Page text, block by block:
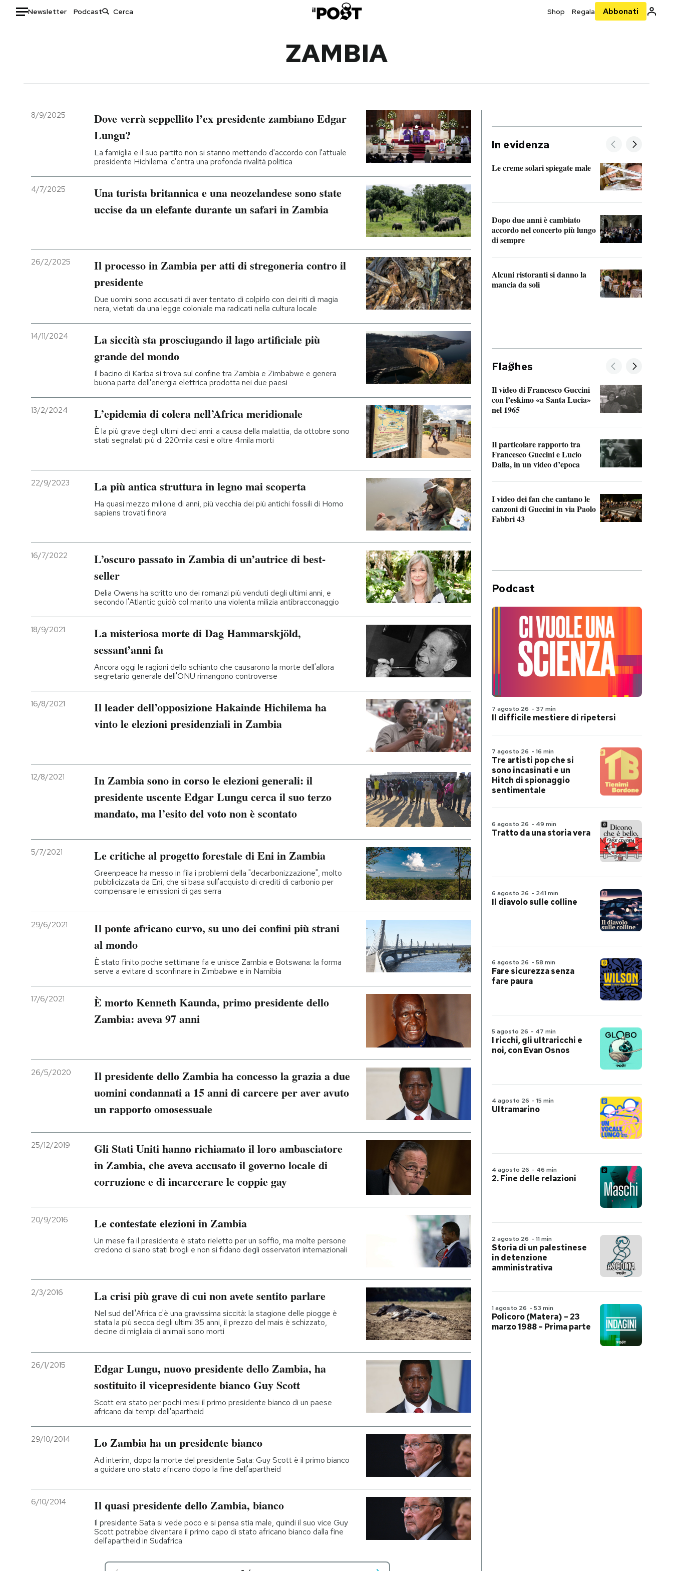
Newsletter Podcast Shop Regala Abbonati
Italia
Politica
Economia
Moda
Storie/Idee
Ok Boomer!
Media
Mondiali calcio 2026
I MIEI PREFERITI
AREA PERSONALE
ZAMBIA
8/9/2025
Dove verrà seppellito l’ex presidente zambiano Edgar
Lungu?
La famiglia e il suo partito non si stanno mettendo d'accordo con l'attuale
presidente Hichilema: c'entra una profonda rivalità politica
4/7/2025
Una turista britannica e una neozelandese sono state
uccise da un elefante durante un safari in Zambia
26/2/2025
Il processo in Zambia per atti di stregoneria contro il
presidente
Due uomini sono accusati di aver tentato di colpirlo con dei riti di magia
nera, vietati da una legge coloniale ma radicati nella cultura locale
14/11/2024
La siccità sta prosciugando il lago artificiale più
grande del mondo
Il bacino di Kariba si trova sul confine tra Zambia e Zimbabwe e genera
buona parte dell'energia elettrica prodotta nei due paesi
13/2/2024 L’epidemia di colera nell’Africa meridionale
È la più grave degli ultimi dieci anni: a causa della malattia, da ottobre sono
stati segnalati più di 220mila casi e oltre 4mila morti
22/9/2023 La più antica struttura in legno mai scoperta
Ha quasi mezzo milione di anni, più vecchia dei più antichi fossili di Homo
sapiens trovati finora
16/7/2022
L’oscuro passato in Zambia di un’autrice di best-
seller
Delia Owens ha scritto uno dei romanzi più venduti degli ultimi anni, e
secondo l'Atlantic guidò col marito una violenta milizia antibracconaggio
18/9/2021
La misteriosa morte di Dag Hammarskjöld,
sessant’anni fa
Ancora oggi le ragioni dello schianto che causarono la morte dell'allora
segretario generale dell'ONU rimangono controverse
16/8/2021
Il leader dell’opposizione Hakainde Hichilema ha
vinto le elezioni presidenziali in Zambia
12/8/2021
In Zambia sono in corso le elezioni generali: il
presidente uscente Edgar Lungu cerca il suo terzo
mandato, ma l’esito del voto non è scontato
5/7/2021 Le critiche al progetto forestale di Eni in Zambia
Greenpeace ha messo in fila i problemi della "decarbonizzazione", molto
pubblicizzata da Eni, che si basa sull'acquisto di crediti di carbonio per
compensare le emissioni di gas serra
29/6/2021
Il ponte africano curvo, su uno dei confini più strani
al mondo
È stato finito poche settimane fa e unisce Zambia e Botswana: la forma
serve a evitare di sconfinare in Zimbabwe e in Namibia
17/6/2021
È morto Kenneth Kaunda, primo presidente dello
Zambia: aveva 97 anni
26/5/2020
Il presidente dello Zambia ha concesso la grazia a due
uomini condannati a 15 anni di carcere per aver avuto
un rapporto omosessuale
25/12/2019
Gli Stati Uniti hanno richiamato il loro ambasciatore
in Zambia, che aveva accusato il governo locale di
corruzione e di incarcerare le coppie gay
20/9/2016 Le contestate elezioni in Zambia
Un mese fa il presidente è stato rieletto per un soffio, ma molte persone
credono ci siano stati brogli e non si fidano degli osservatori internazionali
2/3/2016 La crisi più grave di cui non avete sentito parlare
Nel sud dell'Africa c'è una gravissima siccità: la stagione delle piogge è
stata la più secca degli ultimi 35 anni, il prezzo del mais è schizzato,
decine di migliaia di animali sono morti
26/1/2015
Edgar Lungu, nuovo presidente dello Zambia, ha
sostituito il vicepresidente bianco Guy Scott
Scott era stato per pochi mesi il primo presidente bianco di un paese
africano dai tempi dell'apartheid
29/10/2014 Lo Zambia ha un presidente bianco
Ad interim, dopo la morte del presidente Sata: Guy Scott è il primo bianco
a guidare uno stato africano dopo la fine dell'apartheid
6/10/2014 Il quasi presidente dello Zambia, bianco
Il presidente Sata si vede poco e si pensa stia male, quindi il suo vice Guy
Scott potrebbe diventare il primo capo di stato africano bianco dalla fine
dell'apartheid in Sudafrica
In evidenza
Le creme solari spiegate male
Dopo due anni è cambiato
accordo nel concerto più lungo
di sempre
Alcuni ristoranti si danno la
mancia da soli
Fla hes
Il video di Francesco Guccini
con l’eskimo «a Santa Lucia»
nel 1965
Il particolare rapporto tra
Francesco Guccini e Lucio
Dalla, in un video d’epoca
I video dei fan che cantano le
canzoni di Guccini in via Paolo
Fabbri 43
Podcast
7 agosto 26 - 37 min
Il difficile mestiere di ripetersi
7 agosto 26 - 16 min
Tre artisti pop che si
sono incasinati e un
Hitch di spionaggio
sentimentale
6 agosto 26 - 49 min
Tratto da una storia vera
6 agosto 26 - 241 min
Il diavolo sulle colline
6 agosto 26 - 58 min
Fare sicurezza senza
fare paura
5 agosto 26 - 47 min
I ricchi, gli ultraricchi e
noi, con Evan Osnos
4 agosto 26 - 15 min
Ultramarino
4 agosto 26 - 46 min
2. Fine delle relazioni
2 agosto 26 - 11 min
Storia di un palestinese
in detenzione
amministrativa
1 agosto 26 - 53 min
Policoro (Matera) – 23
marzo 1988 – Prima parte